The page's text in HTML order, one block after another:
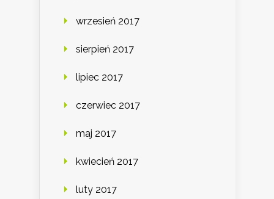
wrzesień 2017
sierpień 2017
lipiec 2017
czerwiec 2017
maj 2017
kwiecień 2017
luty 2017